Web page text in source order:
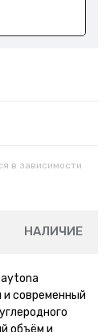
в зависимости
НАЛИЧИЕ
современный
объём и